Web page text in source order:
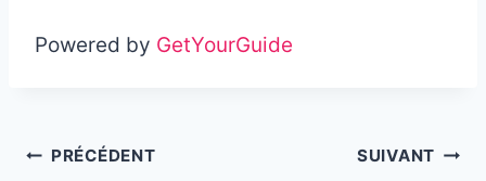
Powered by GetYourGuide
Navigation
PRÉCÉDENT SUIVANT